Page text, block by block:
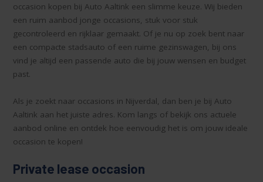
occasion kopen bij Auto Aaltink een slimme keuze. Wij bieden
een ruim aanbod jonge occasions, stuk voor stuk
gecontroleerd en rijklaar gemaakt. Of je nu op zoek bent naar
een compacte stadsauto of een ruime gezinswagen, bij ons
vind je altijd een passende auto die bij jouw wensen en budget
past.
Als je zoekt naar occasions in Nijverdal, dan ben je bij Auto
Aaltink aan het juiste adres. Kom langs of bekijk ons actuele
aanbod online en ontdek hoe eenvoudig het is om jouw ideale
occasion te kopen!
Private lease occasion